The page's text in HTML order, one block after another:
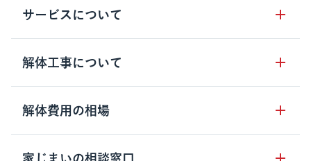
サービスについて
サービスの流れ
サービスのメリット
クラッソーネの自治体連携
解体工事について
解体工事の基礎知識
解体工事に関わる法律
解体費用の相場
木造住宅の相場
家じまいの相談窓口